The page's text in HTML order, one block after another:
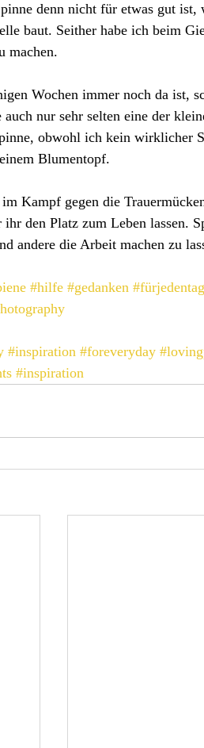
denn nicht für etwas gut
baut. Seither habe ich beim
machen.
Wochen immer noch da ist,
auch nur sehr selten eine der
obwohl ich kein wirklicher
Blumentopf.
Kampf gegen die
ihr den Platz zum Leben lassen.
andere die Arbeit machen zu
#hilfe #gedanken #fürjedentag
#inspiration #foreveryday
#inspiration